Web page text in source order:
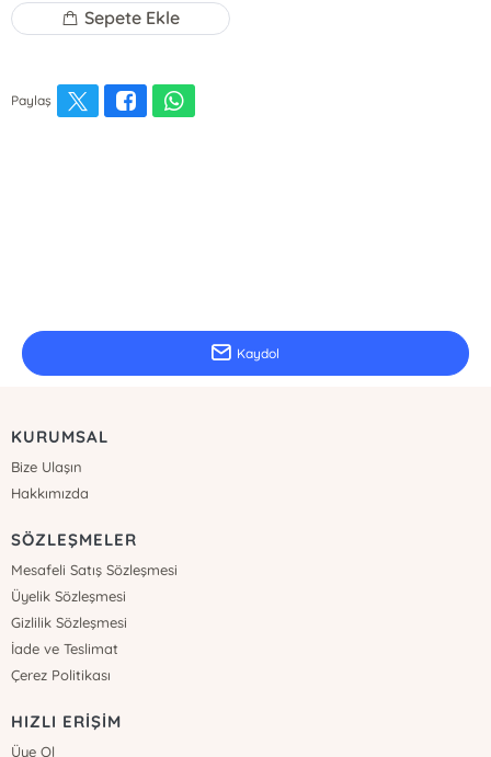
Sepete Ekle
Paylaş
Kaydol
KURUMSAL
Bize Ulaşın
Hakkımızda
SÖZLEŞMELER
Mesafeli Satış Sözleşmesi
Üyelik Sözleşmesi
Gizlilik Sözleşmesi
İade ve Teslimat
Çerez Politikası
HIZLI ERİŞİM
Üye Ol